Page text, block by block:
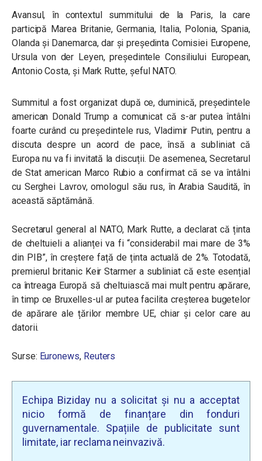
Avansul, în contextul summitului de la Paris, la care
participă Marea Britanie, Germania, Italia, Polonia, Spania,
Olanda și Danemarca, dar și președinta Comisiei Europene,
Ursula von der Leyen, președintele Consiliului European,
Antonio Costa, și Mark Rutte, șeful NATO.
Summitul a fost organizat după ce, duminică, președintele
american Donald Trump a comunicat că s-ar putea întâlni
foarte curând cu președintele rus, Vladimir Putin, pentru a
discuta despre un acord de pace, însă a subliniat că
Europa nu va fi invitată la discuții. De asemenea, Secretarul
de Stat american Marco Rubio a confirmat că se va întâlni
cu Serghei Lavrov, omologul său rus, în Arabia Saudită, în
această săptămână.
Secretarul general al NATO, Mark Rutte, a declarat că ținta
de cheltuieli a alianței va fi “considerabil mai mare de 3%
din PIB”, în creștere față de ținta actuală de 2%. Totodată,
premierul britanic Keir Starmer a subliniat că este esențial
ca întreaga Europă să cheltuiască mai mult pentru apărare,
în timp ce Bruxelles-ul ar putea facilita creșterea bugetelor
de apărare ale țărilor membre UE, chiar și celor care au
datorii.
Surse: Euronews,Reuters
Echipa Biziday nu a solicitat și nu a acceptat
nicio formă de finanțare din fonduri
guvernamentale. Spațiile de publicitate sunt
limitate, iar reclama neinvazivă.